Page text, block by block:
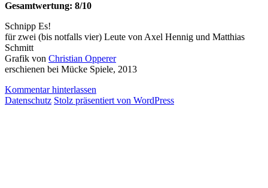
Gesamtwertung: 8/10
Schnipp Es!
für zwei (bis notfalls vier) Leute von Axel Hennig und Matthias
Schmitt
Grafik von Christian Opperer
erschienen bei Mücke Spiele, 2013
Kommentar hinterlassen
Datenschutz Stolz präsentiert von WordPress